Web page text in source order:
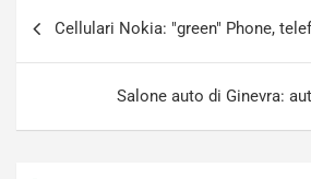
Cellulari Nokia: "green" Phone,
Salone auto di Ginevra: